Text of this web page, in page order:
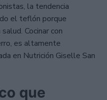
la tendencia
el teflón porque
Cocinar con
es altamente
en Nutrición Giselle San
que